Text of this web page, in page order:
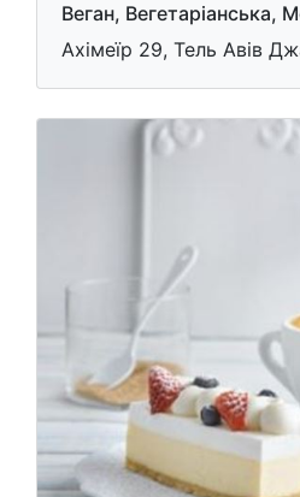
Веган, Вегетаріанська,
Ахімеїр 29, Тель Авів